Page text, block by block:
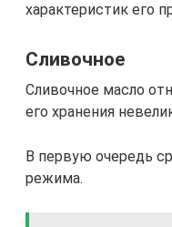
характеристик его
Сливочное
Сливочное масло
его хранения
В первую очередь
режима.